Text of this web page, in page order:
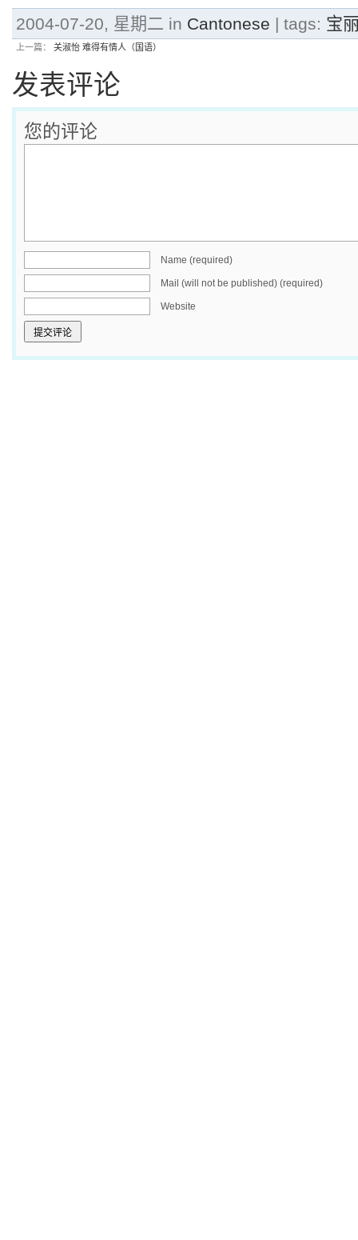
2004-07-20, 星期二 in Cantonese | tags: 宝
上一篇： 关淑怡 难得有情人（国语）
发表评论
您的评论
Name (required)
Mail (will not be published) (required)
Website